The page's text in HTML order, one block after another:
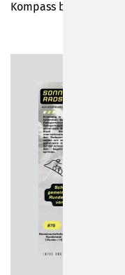
Kompass bis zu 675€.